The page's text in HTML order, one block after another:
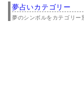
夢占いカテゴリー
夢のシンボルをカテゴリー